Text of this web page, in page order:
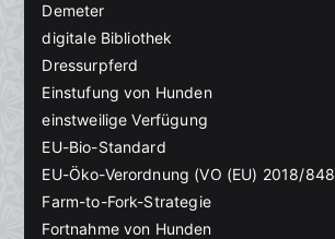
Demeter
digitale Bibliothek
Dressurpferd
Einstufung von Hunden
einstweilige Verfügung
EU-Bio-Standard
EU-Öko-Verordnung (VO (EU) 2018/848
Farm-to-Fork-Strategie
Fortnahme von Hunden